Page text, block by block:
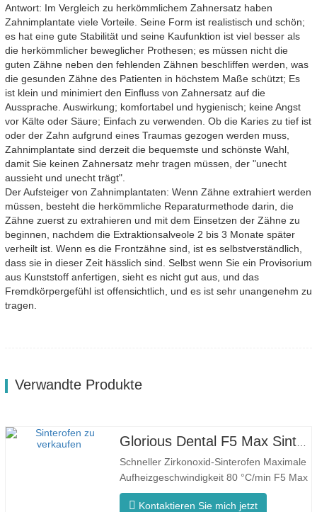
Antwort: Im Vergleich zu herkömmlichem Zahnersatz haben
Zahnimplantate viele Vorteile. Seine Form ist realistisch und schön;
es hat eine gute Stabilität und seine Kaufunktion ist viel besser als
die herkömmlicher beweglicher Prothesen; es müssen nicht die
guten Zähne neben den fehlenden Zähnen beschliffen werden, was
die gesunden Zähne des Patienten in höchstem Maße schützt; Es
ist klein und minimiert den Einfluss von Zahnersatz auf die
Aussprache. Auswirkung; komfortabel und hygienisch; keine Angst
vor Kälte oder Säure; Einfach zu verwenden. Ob die Karies zu tief ist
oder der Zahn aufgrund eines Traumas gezogen werden muss,
Zahnimplantate sind derzeit die bequemste und schönste Wahl,
damit Sie keinen Zahnersatz mehr tragen müssen, der "unecht
aussieht und unecht trägt".
Der Aufsteiger von Zahnimplantaten: Wenn Zähne extrahiert werden
müssen, besteht die herkömmliche Reparaturmethode darin, die
Zähne zuerst zu extrahieren und mit dem Einsetzen der Zähne zu
beginnen, nachdem die Extraktionsalveole 2 bis 3 Monate später
verheilt ist. Wenn es die Frontzähne sind, ist es selbstverständlich,
dass sie in dieser Zeit hässlich sind. Selbst wenn Sie ein Provisorium
aus Kunststoff anfertigen, sieht es nicht gut aus, und das
Fremdkörpergefühl ist offensichtlich, und es ist sehr unangenehm zu
tragen.
Verwandte Produkte
Schneller Zirkonoxid-Sinterofen Maximale
Aufheizgeschwindigkeit 80 °C/min F5 Max
Innovativer Prozess Gleichmäßige
Ofentemperatur Der F5 Max zeichnet sich
Kontaktieren Sie mich jetzt